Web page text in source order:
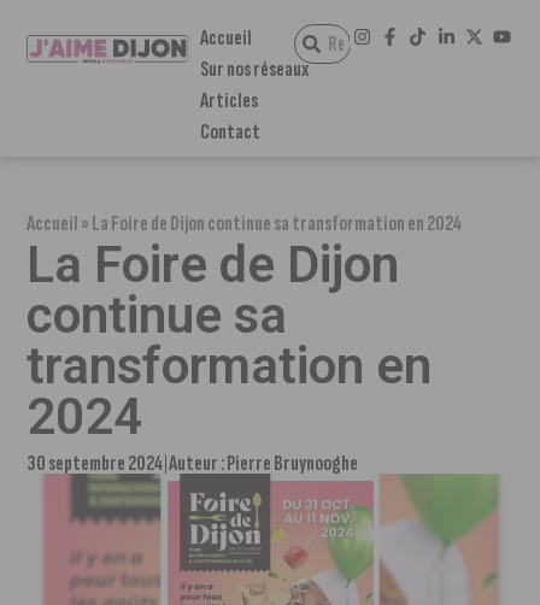
Accueil
Sur nos réseaux
Articles
Contact
Accueil»La Foire de Dijon continue sa transformation en 2024
La Foire de Dijon
continue sa
transformation en
2024
30 septembre 2024 Auteur :Pierre Bruynooghe